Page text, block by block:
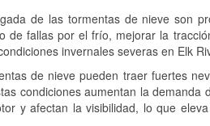
de las tormentas de nieve son
de fallas por el frío, mejorar la
invernales severas en Elk
de nieve pueden traer fuertes
condiciones aumentan la
y afectan la visibilidad, lo que